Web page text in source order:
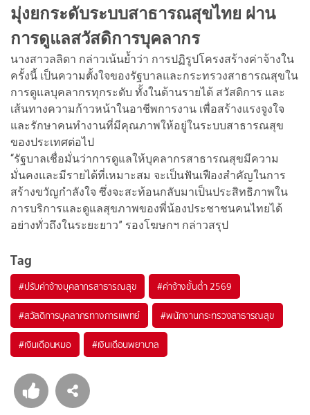
มุ่งยกระดับระบบสาธารณสุขไทย ผ่าน
การดูแลสวัสดิการบุคลากร
นางสาวลลิดา กล่าวเน้นย้ำว่า การปฏิรูปโครงสร้างค่าจ้างใน
ครั้งนี้ เป็นความตั้งใจของรัฐบาลและกระทรวงสาธารณสุขใน
การดูแลบุคลากรทุกระดับ ทั้งในด้านรายได้ สวัสดิการ และ
เส้นทางความก้าวหน้าในอาชีพการงาน เพื่อสร้างแรงจูงใจ
และรักษาคนทำงานที่มีคุณภาพให้อยู่ในระบบสาธารณสุข
ของประเทศต่อไป
“รัฐบาลเชื่อมั่นว่าการดูแลให้บุคลากรสาธารณสุขมีความ
มั่นคงและมีรายได้ที่เหมาะสม จะเป็นฟันเฟืองสำคัญในการ
สร้างขวัญกำลังใจ ซึ่งจะสะท้อนกลับมาเป็นประสิทธิภาพใน
การบริการและดูแลสุขภาพของพี่น้องประชาชนคนไทยได้
อย่างทั่วถึงในระยะยาว” รองโฆษกฯ กล่าวสรุป
Tag
#ปรับค่าจ้างบุคลากรสาธารณสุข #ค่าจ้างขั้นต่ำ 2569
#สวัสดิการบุคลากรทางการแพทย์ #พนักงานกระทรวงสาธารณสุข
#เงินเดือนหมอ #เงินเดือนพยาบาล